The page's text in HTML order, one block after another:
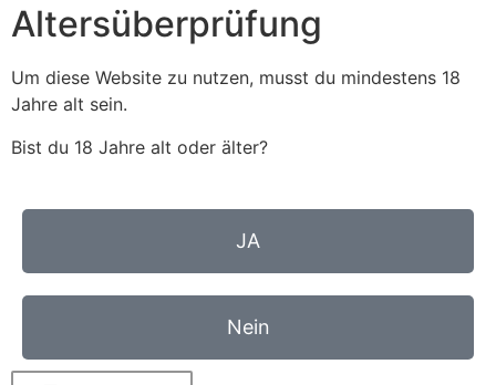
Altersüberprüfung
Um diese Website zu nutzen, musst du mindestens 18
Jahre alt sein.
Bist du 18 Jahre alt oder älter?
JA
Nein